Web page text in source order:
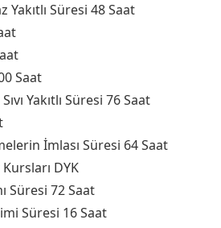
Süresi 48 Saat
Saat
Yakıtlı Süresi 76 Saat
İmlası Süresi 64 Saat
DYK
Süresi 72 Saat
Süresi 16 Saat